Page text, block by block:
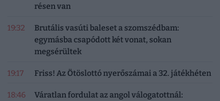
résen van
19:32
Brutális vasúti baleset a szomszédbam:
egymásba csapódott két vonat, sokan
megsérültek
19:17 Friss! Az Ötöslottó nyerőszámai a 32. játékhéten
18:46
Váratlan fordulat az angol válogatottnál: